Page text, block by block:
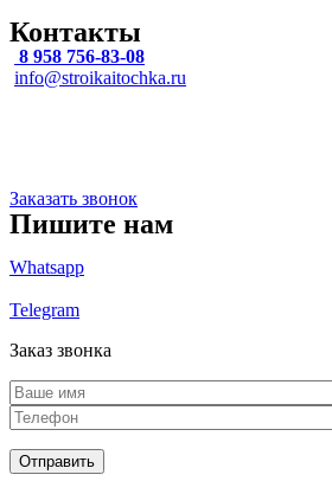
Контакты
8 958 756-83-08
info@stroikaitochka.ru
Заказать звонок
Пишите нам
Whatsapp
Telegram
Заказ звонка